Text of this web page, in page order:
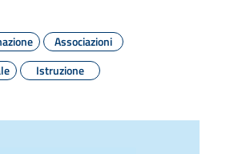
Associazioni
Istruzione